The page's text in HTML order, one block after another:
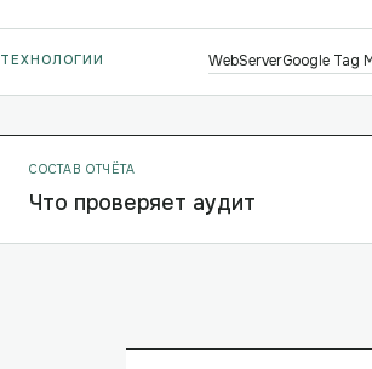
ТЕХНОЛОГИИ WebServerGoogle Tag
СОСТАВ ОТЧЁТА
Что проверяет аудит